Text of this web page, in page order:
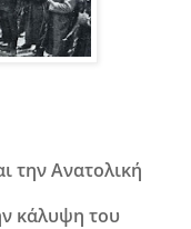
την Ανατολική
κάλυψη του